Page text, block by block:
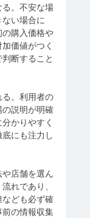
。不安な場
い場合に
購入価格や
価値がつく
断すること
。利用者の
説明が明確
かりやすく
にも注力し
店舗を選ん
れであり、
ども必ず確
の情報収集